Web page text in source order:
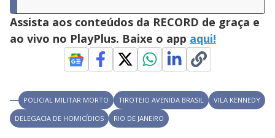
Assista aos conteúdos da RECORD de graça e
ao vivo no PlayPlus. Baixe o app aqui!
POLICIAL MILITAR MORTO TIROTEIO AVENIDA BRASIL
VILA KENNEDY
DELEGACIA DE HOMICÍDIOS
RIO DE JANEIRO